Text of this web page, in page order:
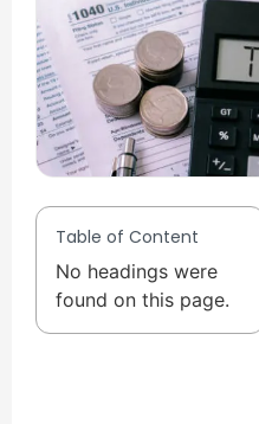
Table of Content
No headings were
found on this page.